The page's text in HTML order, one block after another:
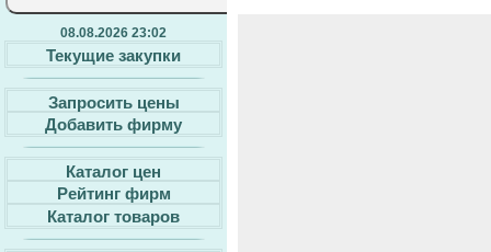
08.08.2026 23:02
Текущие закупки
Запросить цены
Добавить фирму
Каталог цен
Рейтинг фирм
Каталог товаров